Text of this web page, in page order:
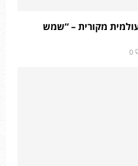
מקורית – “שמש
0